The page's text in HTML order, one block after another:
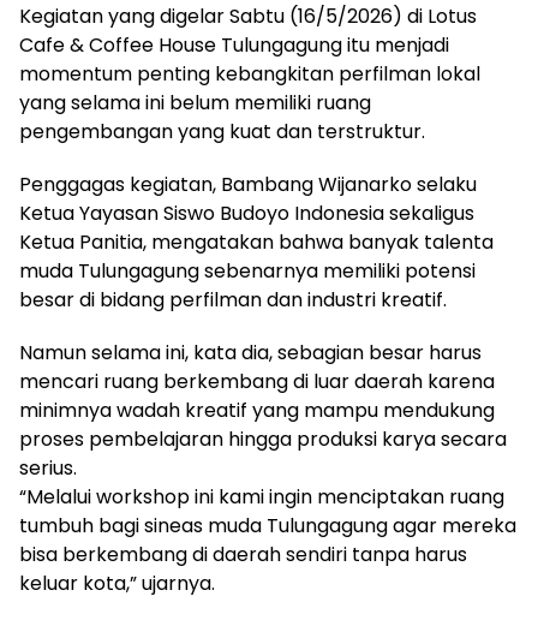
Kegiatan yang digelar Sabtu (16/5/2026) di Lotus
Cafe & Coffee House Tulungagung itu menjadi
momentum penting kebangkitan perfilman lokal
yang selama ini belum memiliki ruang
pengembangan yang kuat dan terstruktur.
Penggagas kegiatan, Bambang Wijanarko selaku
Ketua Yayasan Siswo Budoyo Indonesia sekaligus
Ketua Panitia, mengatakan bahwa banyak talenta
muda Tulungagung sebenarnya memiliki potensi
besar di bidang perfilman dan industri kreatif.
Namun selama ini, kata dia, sebagian besar harus
mencari ruang berkembang di luar daerah karena
minimnya wadah kreatif yang mampu mendukung
proses pembelajaran hingga produksi karya secara
serius.
“Melalui workshop ini kami ingin menciptakan ruang
tumbuh bagi sineas muda Tulungagung agar mereka
bisa berkembang di daerah sendiri tanpa harus
keluar kota,” ujarnya.